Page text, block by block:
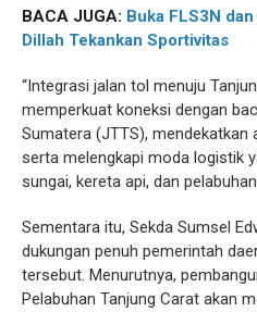
BACA JUGA: Buka FLS3N
Dillah Tekankan Sportivitas
“Integrasi jalan tol menuju
memperkuat koneksi dengan
Sumatera (JTTS),
serta melengkapi moda logistik
sungai, kereta api, dan
Sementara itu, Sekda Sumsel
dukungan penuh pemerintah
tersebut. Menurutnya,
Pelabuhan Tanjung Carat akan